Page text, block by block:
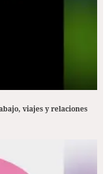
viajes y relaciones